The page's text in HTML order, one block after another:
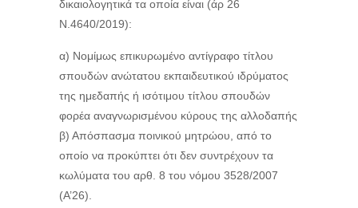
δικαιολογητικά τα οποία είναι (άρ 26
Ν.4640/2019):
α) Νομίμως επικυρωμένο αντίγραφο τίτλου
σπουδών ανώτατου εκπαιδευτικού ιδρύματος
της ημεδαπής ή ισότιμου τίτλου σπουδών
φορέα αναγνωρισμένου κύρους της αλλοδαπής
β) Απόσπασμα ποινικού μητρώου, από το
οποίο να προκύπτει ότι δεν συντρέχουν τα
κωλύματα του αρθ. 8 του νόμου 3528/2007
(Α’26).